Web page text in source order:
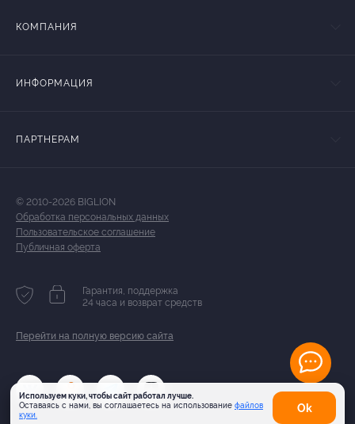
Используем куки, чтобы сайт работал лучше.
Оставаясь с нами, вы соглашаетесь на использование файлов
куки.
Оk
КОМПАНИЯ
ИНФОРМАЦИЯ
ПАРТНЕРАМ
© 2010-2026 BIGLION
Обработка персональных данных
Пользовательское соглашение
Публичная оферта
Гарантия, поддержка
24 часа и возврат средств
Перейти на полную версию сайта